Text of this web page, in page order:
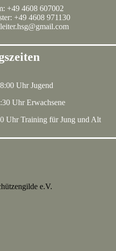
+49 4608 607002
+49 4608 971130
Uhr Jugend
Uhr Erwachsene
Uhr Training für Jung und Alt
e.V.